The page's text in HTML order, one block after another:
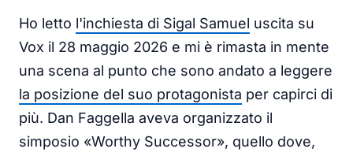
Ho letto l'inchiesta di Sigal Samuel uscita su
Vox il 28 maggio 2026 e mi è rimasta in mente
una scena al punto che sono andato a leggere
la posizione del suo protagonista per capirci di
più. Dan Faggella aveva organizzato il
simposio «Worthy Successor», quello dove,